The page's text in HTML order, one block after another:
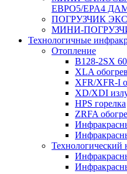
ЕВРО5/EPA4
ПОГРУЗЧИК
МИНИ-
Технологичные
Отопление
B128-2SX
XLA
XFR/XFR-I
XD/XDI
HPS горелка
ZRFA
Технологический